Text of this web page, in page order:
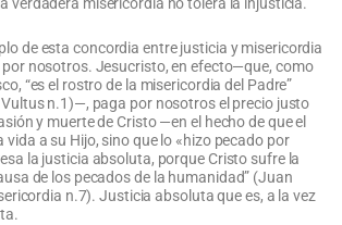
verdadera misericordia no tolera la injusticia.
de esta concordia entre justicia y misericordia
por nosotros. Jesucristo, en efecto—que, como
“es el rostro de la misericordia del Padre”
n.1)—, paga por nosotros el precio justo
y muerte de Cristo —en el hecho de que el
vida a su Hijo, sino que lo «hizo pecado por
la justicia absoluta, porque Cristo sufre la
de los pecados de la humanidad” (Juan
n.7). Justicia absoluta que es, a la vez